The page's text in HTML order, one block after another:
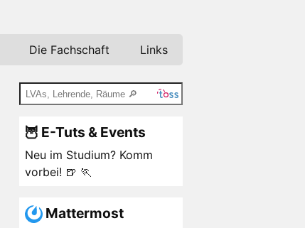
Die Fachschaft Links
🦉 E-Tuts & Events
Neu im Studium? Komm
vorbei! 🍺 🏃
Mattermost